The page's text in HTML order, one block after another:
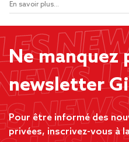
En savoir plus...
Ne manquez
newsletter
Pour être informé des
privées, inscrivez-vous à